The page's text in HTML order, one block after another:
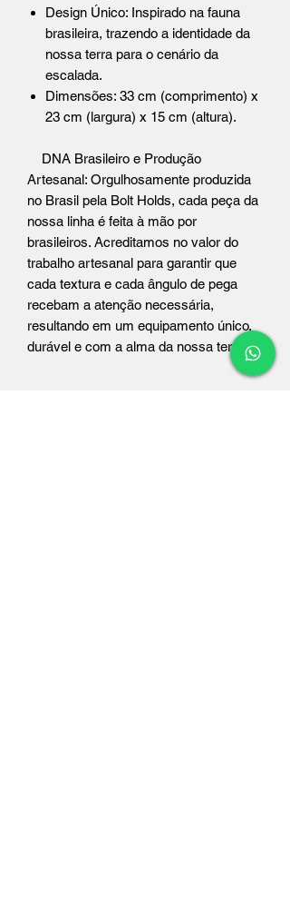
Design Único: Inspirado na fauna
brasileira, trazendo a identidade da
nossa terra para o cenário da
escalada.
Dimensões: 33 cm (comprimento) x
23 cm (largura) x 15 cm (altura).
DNA Brasileiro e Produção
Artesanal: Orgulhosamente produzida
no Brasil pela Bolt Holds, cada peça da
nossa linha é feita à mão por
brasileiros. Acreditamos no valor do
trabalho artesanal para garantir que
cada textura e cada ângulo de pega
recebam a atenção necessária,
resultando em um equipamento único,
durável e com a alma da nossa terra.